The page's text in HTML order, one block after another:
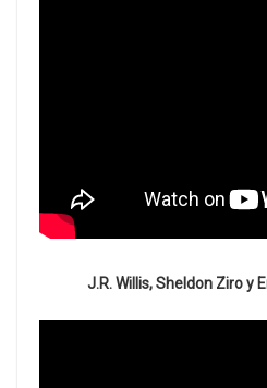
J.R. Willis, Sheldon Ziro y